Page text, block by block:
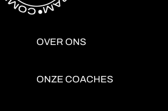
Second footer links
OVER ONS
ONZE COACHES